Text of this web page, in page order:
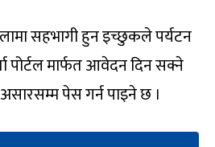
सहभागी हुन इच्छुकले पर्यटन
पोर्टल मार्फत आवेदन दिन सक्ने
पेस गर्न पाइने छ ।